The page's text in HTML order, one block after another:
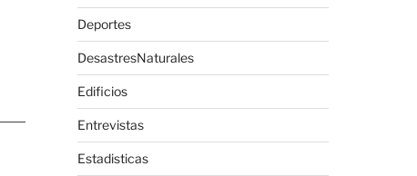
Deportes
DesastresNaturales
Edificios
Entrevistas
Estadisticas